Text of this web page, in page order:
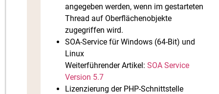
angegeben werden, wenn im gestarteten
Thread auf Oberflächenobjekte
zugegriffen wird.
SOA-Service für Windows (64-Bit) und
Linux
Weiterführender Artikel:SOA Service
Version 5.7
Lizenzierung der PHP-Schnittstelle